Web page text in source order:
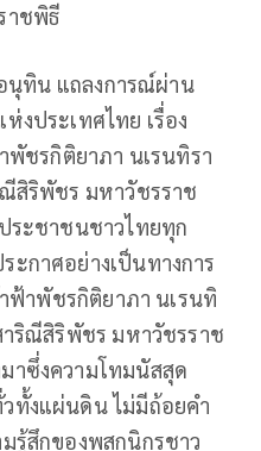
าชพิธี
นุทิน แถลงการณ์ผ่าน
งประเทศไทย เรื่อง
พัชรกิติยาภา นเรนทิรา
สิริพัชร มหาวัชรราช
ระชาชนชาวไทยทุก
ะกาศอย่างเป็นทางการ
าฟ้าพัชรกิติยาภา นเรนทิ
ริณีสิริพัชร มหาวัชรราช
าซึ่งความโทมนัสสุด
ทั้งแผ่นดิน ไม่มีถ้อยคำ
รู้สึกของพสกนิกรชาว